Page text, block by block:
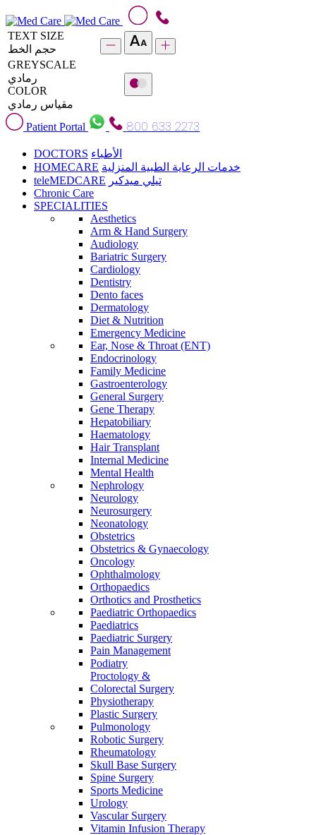
TEXT SIZE
حجم الخط
GREYSCALE
رمادي
COLOR
مقياس رمادي
Patient Portal
800 633 2273
DOCTORS الأطباء
HOMECARE خدمات الرعاية الطبية المنزلية
teleMEDCARE تيلي ميدكير
Chronic Care
SPECIALITIES
Aesthetics
Arm & Hand Surgery
Audiology
Bariatric Surgery
Cardiology
Dentistry
Dento faces
Dermatology
Diet & Nutrition
Emergency Medicine
Ear, Nose & Throat (ENT)
Endocrinology
Family Medicine
Gastroenterology
General Surgery
Gene Therapy
Hepatobiliary
Haematology
Hair Transplant
Internal Medicine
Mental Health
Nephrology
Neurology
Neurosurgery
Neonatology
Obstetrics
Obstetrics & Gynaecology
Oncology
Ophthalmology
Orthopaedics
Orthotics and Prosthetics
Paediatric Orthopaedics
Paediatrics
Paediatric Surgery
Pain Management
Podiatry
Proctology &
Colorectal Surgery
Physiotherapy
Plastic Surgery
Pulmonology
Robotic Surgery
Rheumatology
Skull Base Surgery
Spine Surgery
Sports Medicine
Urology
Vascular Surgery
Vitamin Infusion Therapy